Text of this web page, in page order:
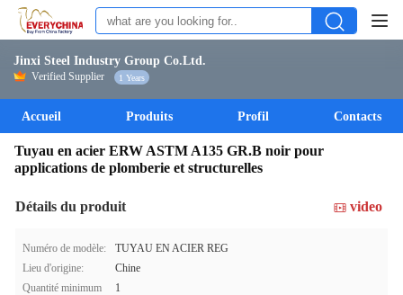
Jinxi Steel Industry Group Co.Ltd.
Verified Supplier 1 Years
Accueil Produits Profil Contacts
Tuyau en acier ERW ASTM A135 GR.B noir pour
applications de plomberie et structurelles
Détails du produit video
Numéro de modèle:
TUYAU EN ACIER REG
Lieu d'origine:
Chine
Quantité minimum
1